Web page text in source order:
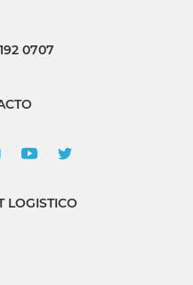
0707
LOGISTICO